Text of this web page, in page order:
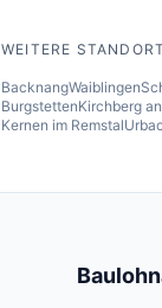
WEITERE
BacknangWaiblingen
BurgstettenKirchberg
Kernen im Remstal